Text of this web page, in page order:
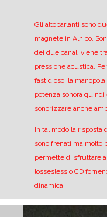
Gli altoparlanti sono
magnete in Alnico.
dei due canali viene
pressione acustica.
fastidioso, la
potenza sonora
sonorizzare anche
In tal modo la risposta
sono frenati ma molto
permette di sfruttare
lossesless o CD
dinamica.